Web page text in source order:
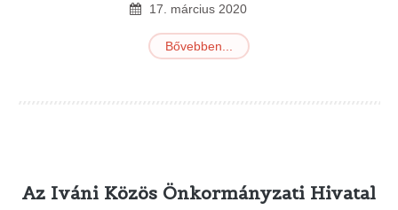
17 március 2020
Bővebben...
Az Iváni Közös Önkormányzati Hivatal